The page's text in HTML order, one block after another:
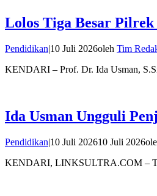
Lolos Tiga Besar
Pendidikan|10 Juli 2026oleh Tim
KENDARI – Prof. Dr. Ida Usman,
Ida Usman Ungguli
Pendidikan|10 Juli 202610 Juli 2026
KENDARI, LINKSULTRA.COM –